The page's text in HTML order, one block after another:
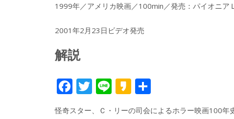
1999年／アメリカ映画／100min／発売：パイオニア
2001年2月23日ビデオ発売
解説
F T Li K
a
怪奇スター、Ｃ・リーの司会によるホラー映画100